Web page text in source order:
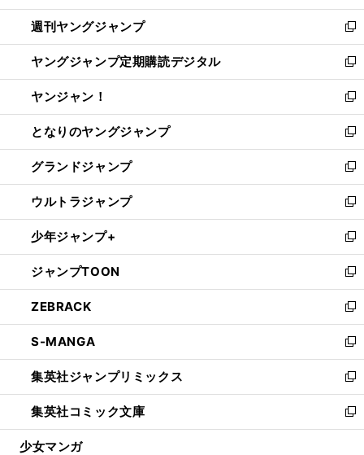
開
く
ウ
で
開
く
ン
ド
ウ
で
開
く
ウ
ィ
ン
ド
ウ
で
開
く
週刊ヤングジャンプ
新
し
い
ウ
ィ
ン
ド
ウ
で
開
く
ヤングジャンプ定期購読デジタル
新
し
い
ウ
ィ
ン
ド
ウ
で
開
く
ヤンジャン！
新
し
い
ウ
ィ
ン
ド
ウ
で
開
く
となりのヤングジャンプ
新
し
い
ウ
ィ
ン
ド
ウ
で
開
く
グランドジャンプ
新
し
い
ウ
ィ
ン
ド
ウ
で
開
く
ウルトラジャンプ
新
し
い
ウ
ィ
ン
ド
ウ
で
開
く
少年ジャンプ+
新
し
い
ウ
ィ
ン
ド
ウ
で
開
く
ジャンプTOON
新
し
い
ウ
ィ
ン
ド
ウ
で
開
ZEBRACK
新
し
い
ウ
ィ
ン
ド
ウ
S-MANGA
新
し
い
ウ
ィ
ン
集英社ジャンプリミックス
新
し
い
ウ
集英社コミック文庫
新
し
少女マンガ